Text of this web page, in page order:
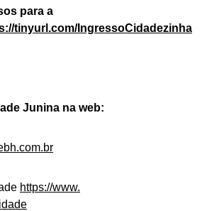
para a
tinyurl.com/IngressoCidadezinha
Junina na web:
https://www.